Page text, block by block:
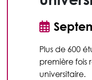
Plus de 600
première fois
universitaire.